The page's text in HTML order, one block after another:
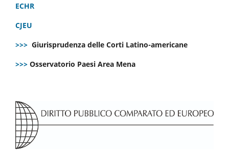
ECHR
CJEU
>>> Giurisprudenza delle Corti Latino-americane
>>> Osservatorio Paesi Area Mena